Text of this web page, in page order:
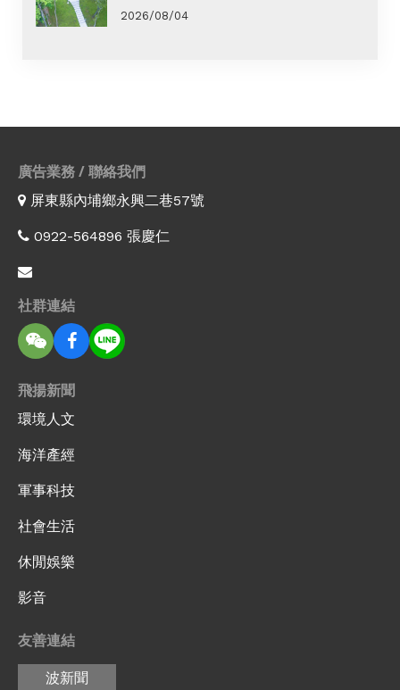
2026/08/04
廣告業務 / 聯絡我們
屏東縣內埔鄉永興二巷57號
0922-564896 張慶仁
社群連結
飛揚新聞
環境人文
海洋產經
軍事科技
社會生活
休閒娛樂
影音
友善連結
波新聞